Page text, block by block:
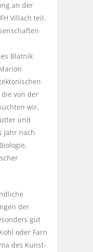
an der
Villach teil.
Blatnik
von der
wir,
und
Jahr nach
der
gut
oder Farn
des Kunst-